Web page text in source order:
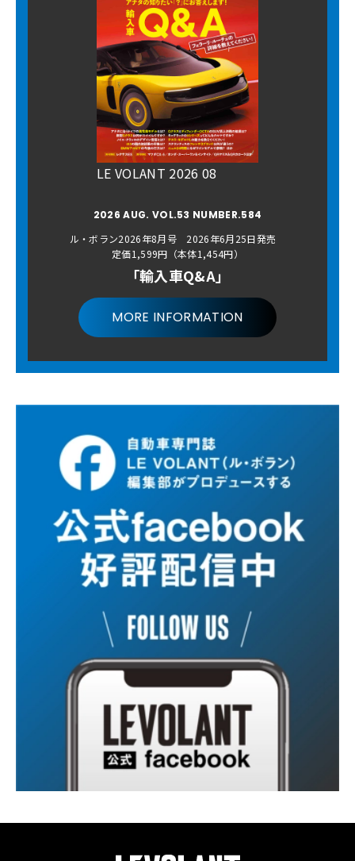
LE VOLANT 2026 08
2026 AUG. VOL.53 NUMBER.584
ル・ボラン2026年8月号 2026年6月25日発売
定価1,599円（本体1,454円）
「輸入車Q&A」
MORE INFORMATION